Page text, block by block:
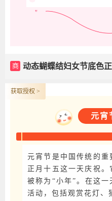
商 动态蝴蝶结妇女节底色
元宵
元宵节是中国传统的重
正月十五这一天庆祝
被称为“小年”。在这
活动，包括观赏花灯、
获取授权 >